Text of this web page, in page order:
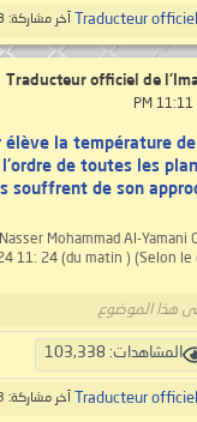
Traducteur آخر مشاركة: 08-04-2024,
Traducteur officiel de
élève la température
de toutes les
souffrent de son
Mohammad Al-Yamani
11: 24 (du matin ) (Selon le
هذا الموضوع
المشاهدات: 103,338
Traducteur آخر مشاركة: 03-04-2024,